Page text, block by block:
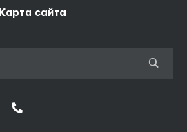
Карта сайта